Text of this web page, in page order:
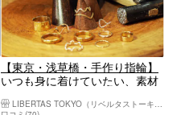
【東京・浅草橋・手作り指輪】
いつも身に着けていたい、素材
リング作り（1個）
LIBERTAS TOKYO（リベルタストーキョー）